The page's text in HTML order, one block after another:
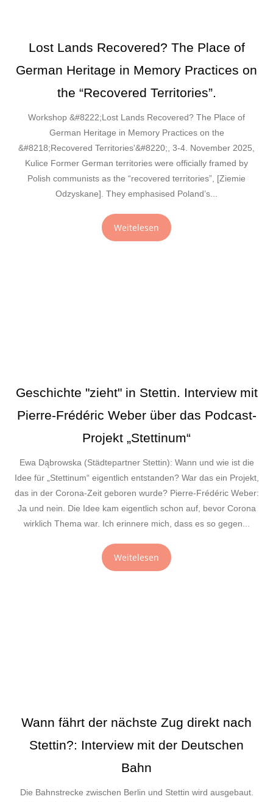
Lost Lands Recovered? The Place of
German Heritage in Memory Practices on
the “Recovered Territories”.
Workshop &#8222;Lost Lands Recovered? The Place of
German Heritage in Memory Practices on the
&#8218;Recovered Territories'&#8220;, 3-4. November 2025,
Kulice Former German territories were officially framed by
Polish communists as the “recovered territories”, [Ziemie
Odzyskane]. They emphasised Poland’s...
Weitelesen
Geschichte "zieht" in Stettin. Interview mit
Pierre-Frédéric Weber über das Podcast-
Projekt „Stettinum“
Ewa Dąbrowska (Städtepartner Stettin): Wann und wie ist die
Idee für „Stettinum“ eigentlich entstanden? War das ein Projekt,
das in der Corona-Zeit geboren wurde? Pierre-Frédéric Weber:
Ja und nein. Die Idee kam eigentlich schon auf, bevor Corona
wirklich Thema war. Ich erinnere mich, dass es so gegen...
Weitelesen
Wann fährt der nächste Zug direkt nach
Stettin?: Interview mit der Deutschen
Bahn
Die Bahnstrecke zwischen Berlin und Stettin wird ausgebaut.